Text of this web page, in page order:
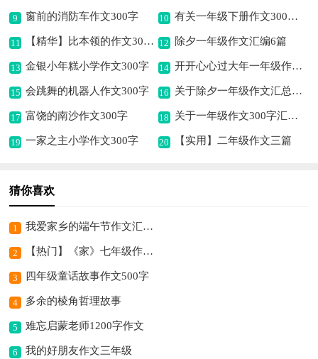
9 窗前的消防车作文300字 10 有关一年级下册作文300字合集6篇
11 【精华】比本领的作文300字6篇 12 除夕一年级作文汇编6篇
13 金银小年糕小学作文300字 14 开开心心过大年一年级作文（精选10篇）
15 会跳舞的机器人作文300字 16 关于除夕一年级作文汇总六篇
17 富饶的南沙作文300字 18 关于一年级作文300字汇编4篇
19 一家之主小学作文300字 20 【实用】二年级作文三篇
猜你喜欢
1 我爱家乡的端午节作文汇总7篇
2 【热门】《家》七年级作文500字四篇
3 四年级童话故事作文500字
4 多余的棱角哲理故事
5 难忘启蒙老师1200字作文
6 我的好朋友作文三年级